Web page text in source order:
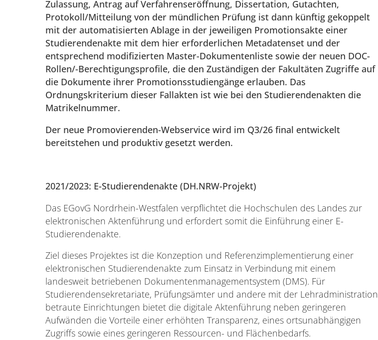
Zulassung, Antrag auf Verfahrenseröffnung, Dissertation, Gutachten,
Protokoll/Mitteilung von der mündlichen Prüfung ist dann künftig gekoppelt
mit der automatisierten Ablage in der jeweiligen Promotionsakte einer
Studierendenakte mit dem hier erforderlichen Metadatenset und der
entsprechend modifizierten Master-Dokumentenliste sowie der neuen DOC-
Rollen/-Berechtigungsprofile, die den Zuständigen der Fakultäten Zugriffe auf
die Dokumente ihrer Promotionsstudiengänge erlauben. Das
Ordnungskriterium dieser Fallakten ist wie bei den Studierendenakten die
Matrikelnummer.
Der neue Promovierenden-Webservice wird im Q3/26 final entwickelt
bereitstehen und produktiv gesetzt werden.
2021/2023: E-Studierendenakte (DH.NRW-Projekt)
Das EGovG Nordrhein-Westfalen verpflichtet die Hochschulen des Landes zur
elektronischen Aktenführung und erfordert somit die Einführung einer E-
Studierendenakte.
Ziel dieses Projektes ist die Konzeption und Referenzimplementierung einer
elektronischen Studierendenakte zum Einsatz in Verbindung mit einem
landesweit betriebenen Dokumentenmanagementsystem (DMS). Für
Studierendensekretariate, Prüfungsämter und andere mit der Lehradministration
betraute Einrichtungen bietet die digitale Aktenführung neben geringeren
Aufwänden die Vorteile einer erhöhten Transparenz, eines ortsunabhängigen
Zugriffs sowie eines geringeren Ressourcen- und Flächenbedarfs.